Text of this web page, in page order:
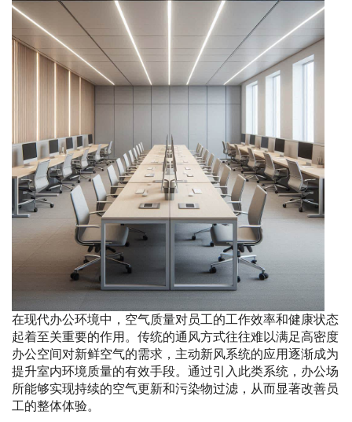
在现代办公环境中，空气质量对员工的工作效率和健康状态
起着至关重要的作用。传统的通风方式往往难以满足高密度
办公空间对新鲜空气的需求，主动新风系统的应用逐渐成为
提升室内环境质量的有效手段。通过引入此类系统，办公场
所能够实现持续的空气更新和污染物过滤，从而显著改善员
工的整体体验。